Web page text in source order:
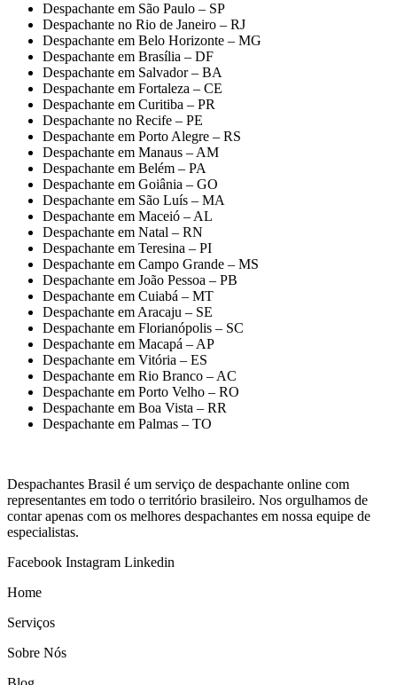
Despachante em São Paulo – SP
Despachante no Rio de Janeiro – RJ
Despachante em Belo Horizonte – MG
Despachante em Brasília – DF
Despachante em Salvador – BA
Despachante em Fortaleza – CE
Despachante em Curitiba – PR
Despachante no Recife – PE
Despachante em Porto Alegre – RS
Despachante em Manaus – AM
Despachante em Belém – PA
Despachante em Goiânia – GO
Despachante em São Luís – MA
Despachante em Maceió – AL
Despachante em Natal – RN
Despachante em Teresina – PI
Despachante em Campo Grande – MS
Despachante em João Pessoa – PB
Despachante em Cuiabá – MT
Despachante em Aracaju – SE
Despachante em Florianópolis – SC
Despachante em Macapá – AP
Despachante em Vitória – ES
Despachante em Rio Branco – AC
Despachante em Porto Velho – RO
Despachante em Boa Vista – RR
Despachante em Palmas – TO
Despachantes Brasil é um serviço de despachante online com
representantes em todo o território brasileiro. Nos orgulhamos de
contar apenas com os melhores despachantes em nossa equipe de
especialistas.
Facebook Instagram Linkedin
Home
Serviços
Sobre Nós